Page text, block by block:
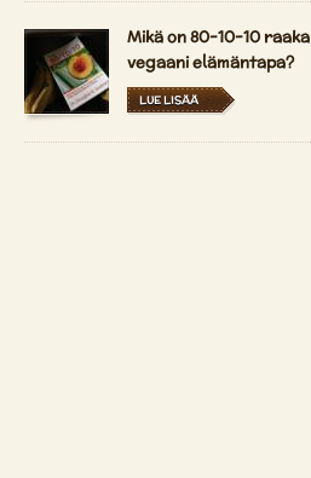
Mikä on 80-10-10 raaka
vegaani elämäntapa?
LUE LISÄÄ